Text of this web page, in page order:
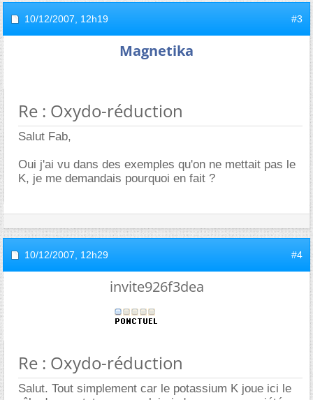
10/12/2007, 12h19 #3
Magnetika
Re : Oxydo-réduction
Salut Fab,
Oui j'ai vu dans des exemples qu'on ne mettait pas le
K, je me demandais pourquoi en fait ?
10/12/2007, 12h29 #4
invite926f3dea
Re : Oxydo-réduction
Salut. Tout simplement car le potassium K joue ici le